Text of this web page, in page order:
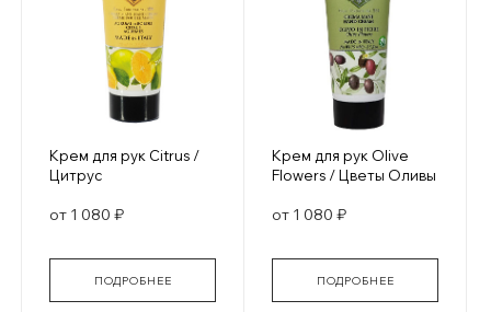
Крем для рук Citrus /
Цитрус
от 1 080 ₽
ПОДРОБНЕЕ
Крем для рук Olive
Flowers / Цветы Оливы
от 1 080 ₽
ПОДРОБНЕЕ